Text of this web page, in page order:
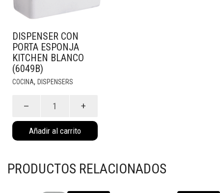
DISPENSER CON
PORTA ESPONJA
KITCHEN BLANCO
(6049B)
COCINA, DISPENSERS
porta
esponja
kitchen
(6049B)
cantidad
Añadir al carrito
PRODUCTOS RELACIONADOS